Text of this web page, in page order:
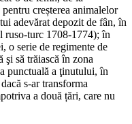
creșterea animalelor
adevărat depozit de fân, în
ruso-turc 1708-1774); în
o serie de regimente de
şi să trăiască în zona
punctuală a ţinutului, în
s-ar transforma
a două țări, care nu